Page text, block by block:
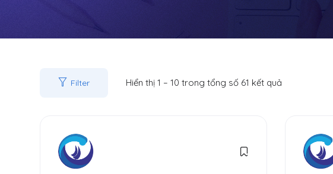
Filter Hiển thị 1 – 10 trong tổng số 61 kết quả